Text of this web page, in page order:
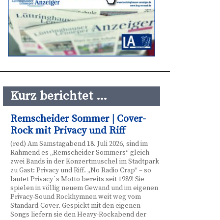
Kurz berichtet …
Remscheider Sommer | Cover-
Rock mit Privacy und Riff
(red) Am Samstagabend 18. Juli 2026, sind im
Rahmend es „Remscheider Sommers“ gleich
zwei Bands in der Konzertmuschel im Stadtpark
zu Gast: Privacy und Riff. „No Radio Crap“ – so
lautet Privacy´s Motto bereits seit 1989! Sie
spielen in völlig neuem Gewand und im eigenen
Privacy-Sound Rockhymnen weit weg vom
Standard-Cover. Gespickt mit den eigenen
Songs liefern sie den Heavy-Rockabend der